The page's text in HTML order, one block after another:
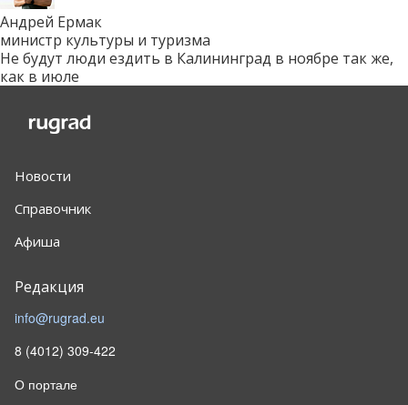
Андрей Ермак
министр культуры и туризма
Не будут люди ездить в Калининград в ноябре так же,
как в июле
Новости
Справочник
Афиша
Редакция
info@rugrad.eu
8 (4012) 309-422
О портале